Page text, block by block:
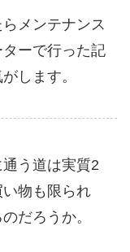
メンテナンス
ーで行った記
します。
う道は実質2
物も限られ
だろうか。